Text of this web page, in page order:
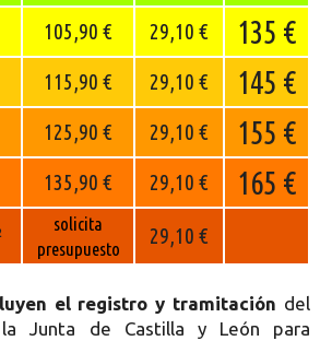
105,90 € 29,10 € 135 €
115,90 € 29,10 € 145 €
125,90 € 29,10 € 155 €
135,90 € 29,10 € 165 €
solicita
presupuesto
29,10 €
el registro y tramitación del
Junta de Castilla y León para